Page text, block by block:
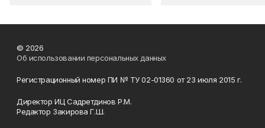
© 2026
Об использовании персональных данных
Регистрационный номер ПИ № ТУ 02-01360 от 23 июля 2015 г.
Директор ИЦ Садретдинов Р.М.
Редактор Закирова Г.Ш.